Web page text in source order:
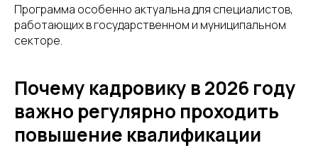
Программа особенно актуальна для специалистов,
работающих в государственном и муниципальном
секторе.
Почему кадровику в 2026 году
важно регулярно проходить
повышение квалификации